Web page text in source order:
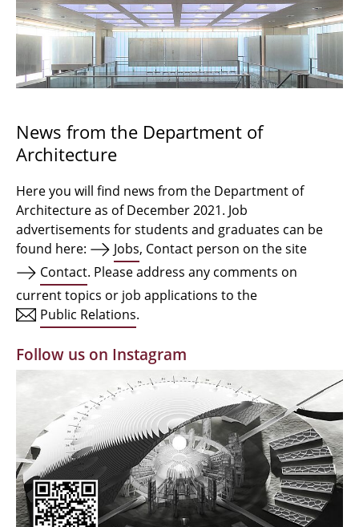
Admission procedure 2024
Bachelor Architecture
Bachelor Architecture+
Qualification profile
Semester Programme
Internationales
Facilities
Alumni | cloud club
Documents and Downloads
News from the Department of
Architecture
Here you will find news from the Department of
Architecture as of December 2021. Job
advertisements for students and graduates can be
found here:
Jobs, Contact person on the site
Contact. Please address any comments on
current topics or job applications to the
Public Relations.
Follow us on Instagram